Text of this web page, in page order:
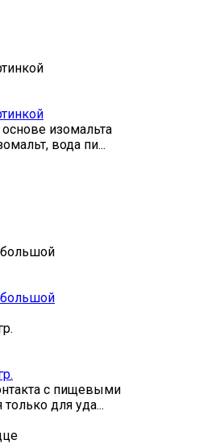
изомальта
вода пи...
с пищевыми
только для уда...